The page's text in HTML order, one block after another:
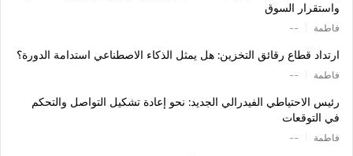
واستقرار السوق
فاطمة --
ارتداد قطاع رقائق التخزين: هل يمثل الذكاء الاصطناعي استدامة الدورة؟
فاطمة --
رئيس الاحتياطي الفيدرالي الجديد: نحو إعادة تشكيل التواصل والتحكم
في التوقعات
فاطمة --